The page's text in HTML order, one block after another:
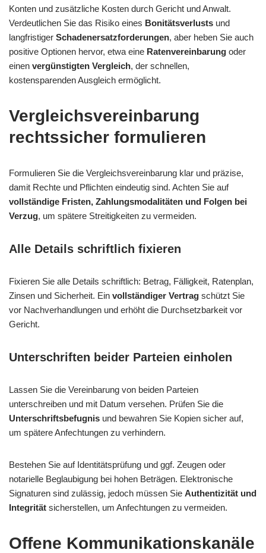
Konten und zusätzliche Kosten durch Gericht und Anwalt.
Verdeutlichen Sie das Risiko eines Bonitätsverlusts und
langfristiger Schadenersatzforderungen, aber heben Sie auch
positive Optionen hervor, etwa eine Ratenvereinbarung oder
einen vergünstigten Vergleich, der schnellen,
kostensparenden Ausgleich ermöglicht.
Vergleichsvereinbarung
rechtssicher formulieren
Formulieren Sie die Vergleichsvereinbarung klar und präzise,
damit Rechte und Pflichten eindeutig sind. Achten Sie auf
vollständige Fristen, Zahlungsmodalitäten und Folgen bei
Verzug, um spätere Streitigkeiten zu vermeiden.
Alle Details schriftlich fixieren
Fixieren Sie alle Details schriftlich: Betrag, Fälligkeit, Ratenplan,
Zinsen und Sicherheit. Ein vollständiger Vertrag schützt Sie
vor Nachverhandlungen und erhöht die Durchsetzbarkeit vor
Gericht.
Unterschriften beider Parteien einholen
Lassen Sie die Vereinbarung von beiden Parteien
unterschreiben und mit Datum versehen. Prüfen Sie die
Unterschriftsbefugnis und bewahren Sie Kopien sicher auf,
um spätere Anfechtungen zu verhindern.
Bestehen Sie auf Identitätsprüfung und ggf. Zeugen oder
notarielle Beglaubigung bei hohen Beträgen. Elektronische
Signaturen sind zulässig, jedoch müssen Sie Authentizität und
Integrität sicherstellen, um Anfechtungen zu vermeiden.
Offene Kommunikationskanäle